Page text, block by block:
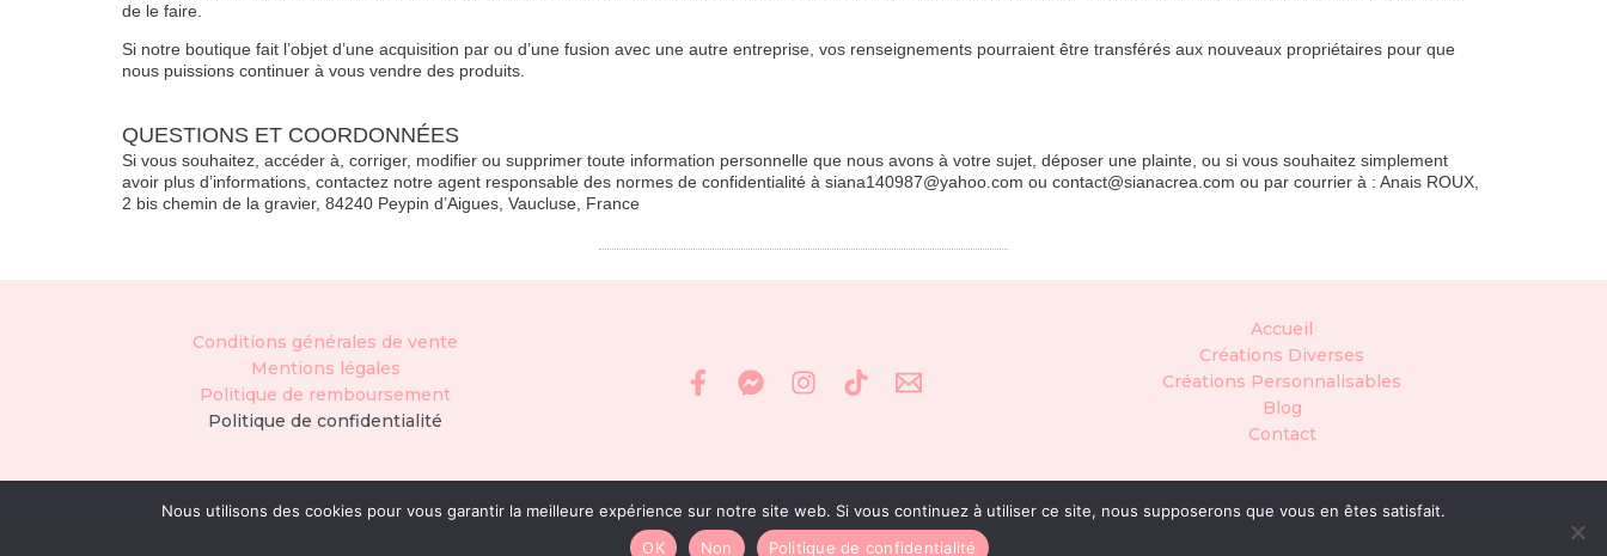
de le faire.
Si notre boutique fait l’objet d’une acquisition par ou d’une fusion avec une autre entreprise, vos renseignements pourraient être transférés aux nouveaux propriétaires pour que
nous puissions continuer à vous vendre des produits.
QUESTIONS ET COORDONNÉES
Si vous souhaitez, accéder à, corriger, modifier ou supprimer toute information personnelle que nous avons à votre sujet, déposer une plainte, ou si vous souhaitez simplement
avoir plus d’informations, contactez notre agent responsable des normes de confidentialité à siana140987@yahoo.com ou contact@sianacrea.com ou par courrier à : Anais ROUX,
2 bis chemin de la gravier, 84240 Peypin d’Aigues, Vaucluse, France
Conditions générales de vente
Mentions légales
Politique de remboursement
Politique de confidentialité
Accueil
Créations Diverses
Créations Personnalisables
Blog
Contact
© Siana Créa, tous droits réservés
Site réalisé avec ♡ parManon Sabrina design
Nous utilisons des cookies pour vous garantir la meilleure expérience sur notre site web. Si vous continuez à utiliser ce site, nous supposerons que vous en êtes satisfait.
OK
Non Politique de confidentialité